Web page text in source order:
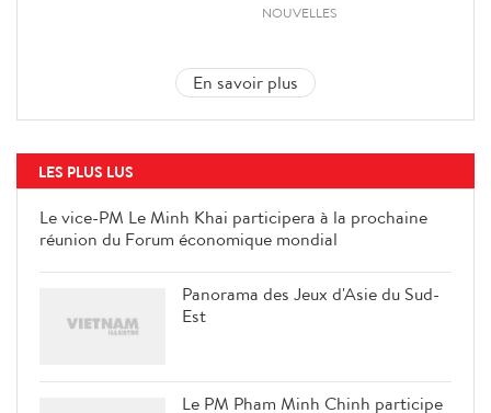
NOUVELLES
En savoir plus
LES PLUS LUS
Le vice-PM Le Minh Khai
participera à la prochaine réunion